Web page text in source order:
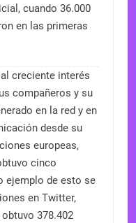
cuando 36.000
en las primeras
creciente interés
compañeros y su
en la red y en
desde su
europeas,
cinco
ejemplo de esto se
en Twitter,
378.402